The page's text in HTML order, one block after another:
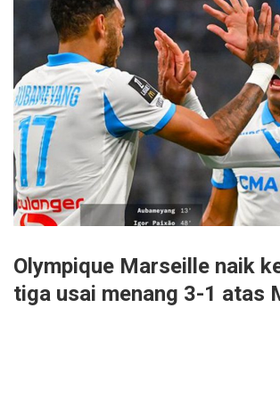
Olympique Marseille naik
tiga usai menang 3-1 atas